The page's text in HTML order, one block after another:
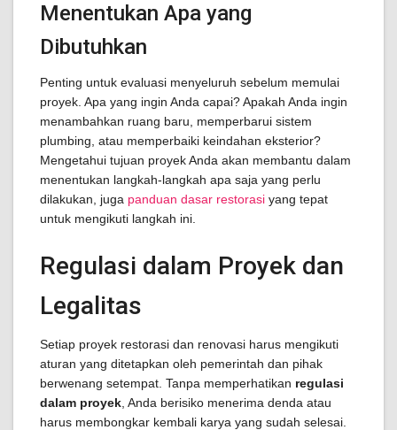
Menentukan Apa yang
Dibutuhkan
Penting untuk evaluasi menyeluruh sebelum memulai
proyek. Apa yang ingin Anda capai? Apakah Anda ingin
menambahkan ruang baru, memperbarui sistem
plumbing, atau memperbaiki keindahan eksterior?
Mengetahui tujuan proyek Anda akan membantu dalam
menentukan langkah-langkah apa saja yang perlu
dilakukan, juga panduan dasar restorasi yang tepat
untuk mengikuti langkah ini.
Regulasi dalam Proyek dan
Legalitas
Setiap proyek restorasi dan renovasi harus mengikuti
aturan yang ditetapkan oleh pemerintah dan pihak
berwenang setempat. Tanpa memperhatikan regulasi
dalam proyek , Anda berisiko menerima denda atau
harus membongkar kembali karya yang sudah selesai.